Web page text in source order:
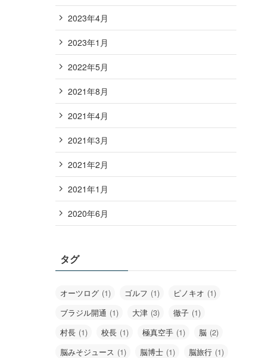
2023年4月
2023年1月
2022年5月
2021年8月
2021年4月
2021年3月
2021年2月
2021年1月
2020年6月
タグ
オーツログ (1) ゴルフ (1) ピノキオ (1)
ブラジル開通 (1) 大津 (3) 徹子 (1)
村長 (1) 校長 (1) 極真空手 (1) 脳 (2)
脳みそジュース (1) 脳博士 (1) 脳旅行 (1)